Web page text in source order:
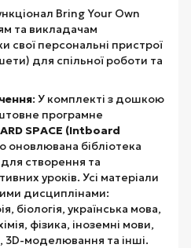
Bring Your Own
та викладачам
свої персональні пристрої
для спільної роботи та
: У комплекті з дошкою
програмне
SPACE (Intboard
оновлювана бібліотека
для створення та
уроків. Усі матеріали
дисциплінами:
біологія, українська мова,
фізика, іноземні мови,
3D-моделювання та інші.